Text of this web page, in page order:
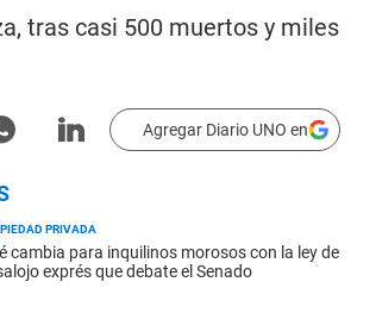
tras casi 500 muertos y miles
Agregar Diario UNO en
PRIVADA
cambia para inquilinos morosos con la ley de
exprés que debate el Senado